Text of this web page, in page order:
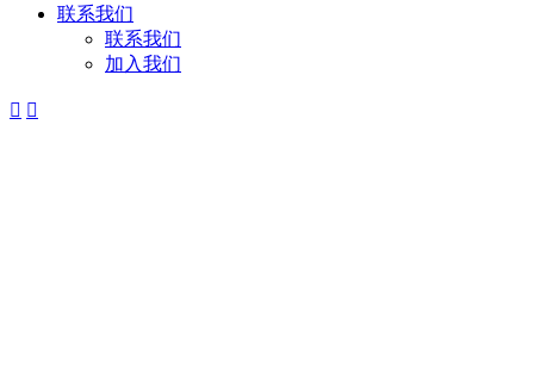
联系我们
联系我们
加入我们
 